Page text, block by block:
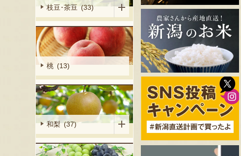
枝豆･茶豆 (33)
桃 (13)
和梨 (37)